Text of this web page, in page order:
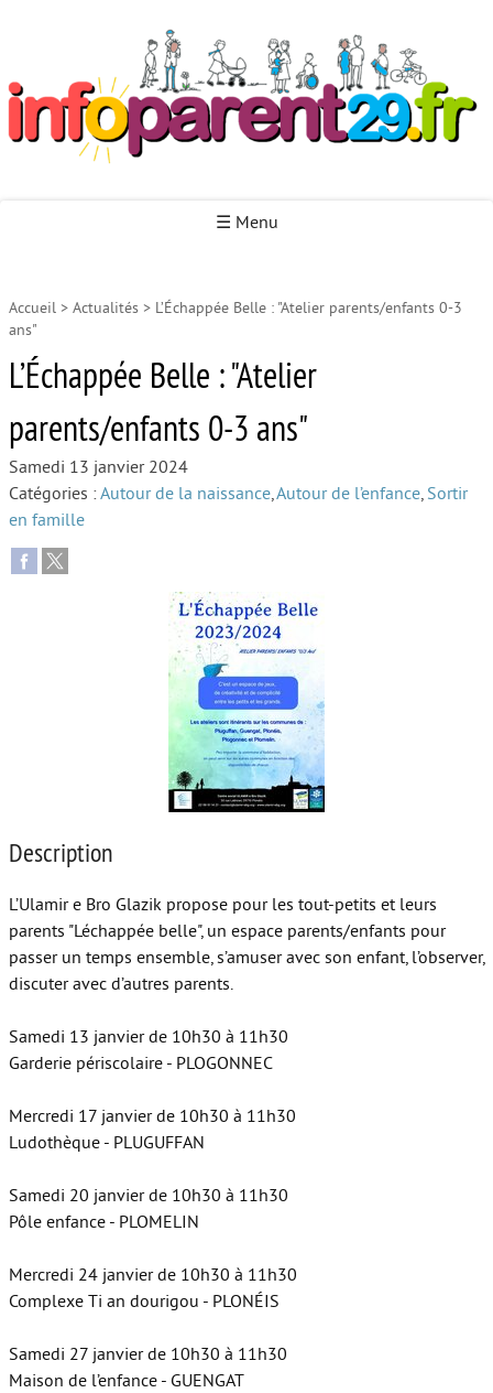
☰ Menu
Accueil
Autour de l’enfance
Autour de la jeunesse
Face au handicap
Face au deuil
Sortir en famille
Vie de couple
Aide aux parents
Accueil > Actualités > L’Échappée Belle : "Atelier parents/enfants 0-3
ans"
L’Échappée Belle : "Atelier
parents/enfants 0-3 ans"
Samedi 13 janvier 2024
Catégories :Autour de la naissance,Autour de l’enfance, Sortir
en famille
Description
L’Ulamir e Bro Glazik propose pour les tout-petits et leurs
parents "Léchappée belle", un espace parents/enfants pour
passer un temps ensemble, s’amuser avec son enfant, l’observer,
discuter avec d’autres parents.
Samedi 13 janvier de 10h30 à 11h30
Garderie périscolaire - PLOGONNEC
Mercredi 17 janvier de 10h30 à 11h30
Ludothèque - PLUGUFFAN
Samedi 20 janvier de 10h30 à 11h30
Pôle enfance - PLOMELIN
Mercredi 24 janvier de 10h30 à 11h30
Complexe Ti an dourigou - PLONÉIS
Samedi 27 janvier de 10h30 à 11h30
Maison de l’enfance - GUENGAT